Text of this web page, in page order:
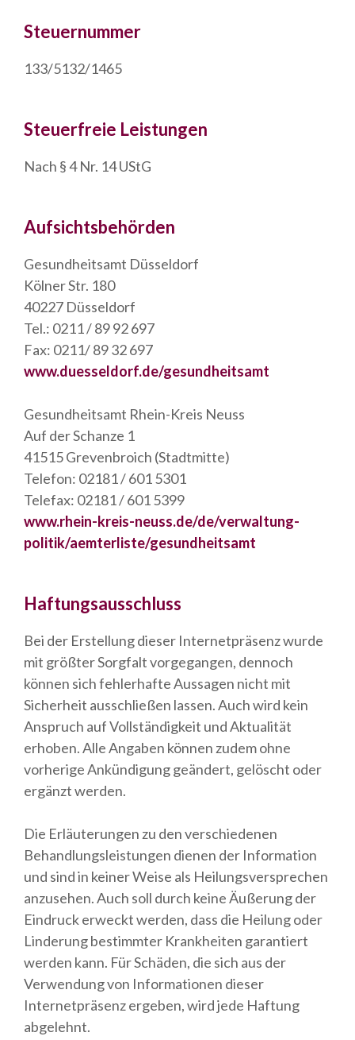
Steuernummer
133/5132/1465
Steuerfreie Leistungen
Nach § 4 Nr. 14 UStG
Aufsichtsbehörden
Gesundheitsamt Düsseldorf
Kölner Str. 180
40227 Düsseldorf
Tel.: 0211 / 89 92 697
Fax: 0211/ 89 32 697
www.duesseldorf.de/gesundheitsamt
Gesundheitsamt Rhein-Kreis Neuss
Auf der Schanze 1
41515 Grevenbroich (Stadtmitte)
Telefon: 02181 / 601 5301
Telefax: 02181 / 601 5399
www.rhein-kreis-neuss.de/de/verwaltung-
politik/aemterliste/gesundheitsamt
Haftungsausschluss
Bei der Erstellung dieser Internetpräsenz wurde
mit größter Sorgfalt vorgegangen, dennoch
können sich fehlerhafte Aussagen nicht mit
Sicherheit ausschließen lassen. Auch wird kein
Anspruch auf Vollständigkeit und Aktualität
erhoben. Alle Angaben können zudem ohne
vorherige Ankündigung geändert, gelöscht oder
ergänzt werden.
Die Erläuterungen zu den verschiedenen
Behandlungsleistungen dienen der Information
und sind in keiner Weise als Heilungsversprechen
anzusehen. Auch soll durch keine Äußerung der
Eindruck erweckt werden, dass die Heilung oder
Linderung bestimmter Krankheiten garantiert
werden kann. Für Schäden, die sich aus der
Verwendung von Informationen dieser
Internetpräsenz ergeben, wird jede Haftung
abgelehnt.